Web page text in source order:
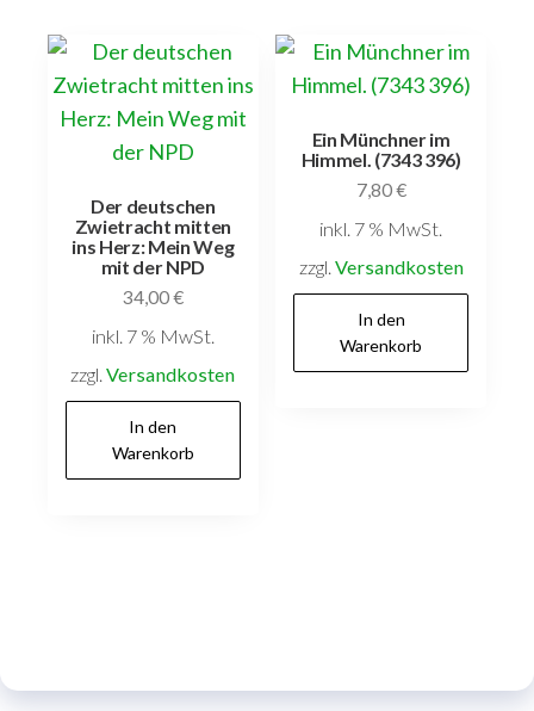
Der deutschen
Zwietracht mitten
ins Herz: Mein Weg
mit der NPD
34,00€
inkl. 7 % MwSt.
zzgl.Versandkosten
In den
Warenkorb
Ein Münchner im
Himmel. (7343 396)
7,80€
inkl. 7 % MwSt.
zzgl. Versandkosten
In den
Warenkorb